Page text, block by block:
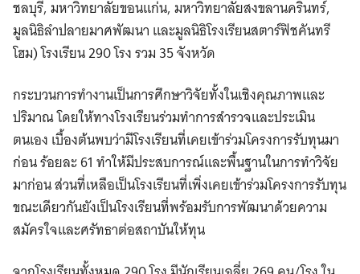
ชลบุรี, มหาวิทยาลัยขอนแก่น, มหาวิทยาลัยสงขลานครินทร์,
มูลนิธิลำปลายมาศพัฒนา และมูลนิธิโรงเรียนสตาร์ฟิชคันทรี
โฮม) โรงเรียน 290 โรง รวม 35 จังหวัด
กระบวนการทำงานเป็นการศึกษาวิจัยทั้งในเชิงคุณภาพและ
ปริมาณ โดยให้ทางโรงเรียนร่วมทำการสำรวจและประเมิน
ตนเอง เบื้องต้นพบว่ามีโรงเรียนที่เคยเข้าร่วมโครงการรับทุนมา
ก่อน ร้อยละ 61 ทำให้มีประสบการณ์และพื้นฐานในการทำวิจัย
มาก่อน ส่วนที่เหลือเป็นโรงเรียนที่เพิ่งเคยเข้าร่วมโครงการรับทุน
ขณะเดียวกันยังเป็นโรงเรียนที่พร้อมรับการพัฒนาด้วยความ
สมัครใจและศรัทธาต่อสถาบันให้ทุน